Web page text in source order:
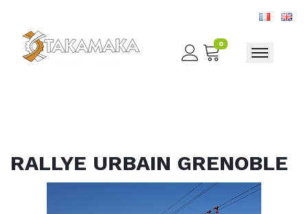
0
Toggle
RALLYE URBAIN GRENOBLE